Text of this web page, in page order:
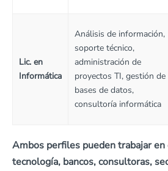
Lic. en
Informática
Análisis de información,
soporte técnico,
administración de
proyectos TI, gestión de
bases de datos,
consultoría informática
Ambos perfiles pueden trabajar en
tecnología, bancos, consultoras,